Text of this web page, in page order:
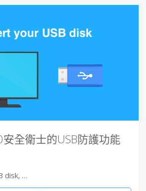
全衛士的USB防護功能
disk, …